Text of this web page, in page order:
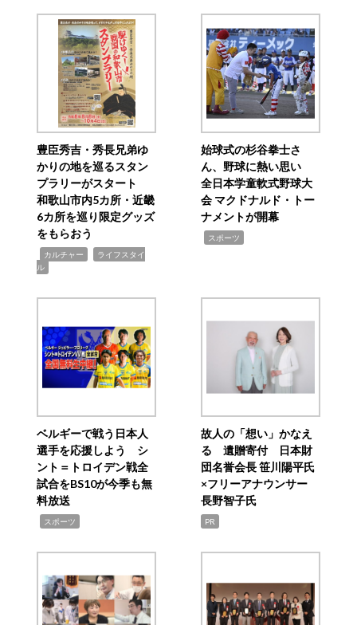
豊臣秀吉・秀長兄弟ゆ
かりの地を巡るスタン
プラリーがスタート
和歌山市内5カ所・近畿
6カ所を巡り限定グッズ
をもらおう
カルチャー
ライフスタイ
ル
始球式の杉谷拳士さ
ん、野球に熱い思い
全日本学童軟式野球大
会 マクドナルド・トー
ナメントが開幕
スポーツ
ベルギーで戦う日本人
選手を応援しよう シ
ント＝トロイデン戦全
試合をBS10が今季も無
料放送
スポーツ
故人の「想い」かなえ
る 遺贈寄付 日本財
団名誉会長 笹川陽平氏
×フリーアナウンサー
長野智子氏
PR